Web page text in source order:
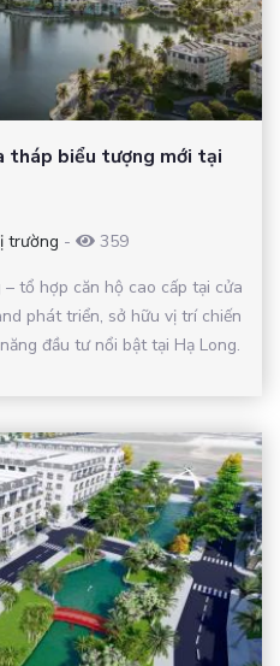
tháp biểu tượng mới tại
trường -
359
– tổ hợp căn hộ cao cấp tại cửa
phát triển, sở hữu vị trí chiến
đầu tư nổi bật tại Hạ Long.